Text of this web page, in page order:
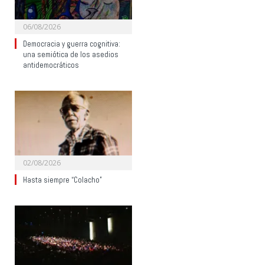
06/08/2026
Democracia y guerra cognitiva:
una semiótica de los asedios
antidemocráticos
02/08/2026
Hasta siempre “Colacho”